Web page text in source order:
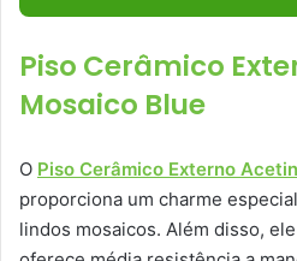
Piso Cerâmico
Mosaico Blue
O Piso Cerâmico Externo
proporciona um charme
lindos mosaicos. Além disso,